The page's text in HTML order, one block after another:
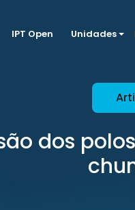
IPT Open Unidades
dos